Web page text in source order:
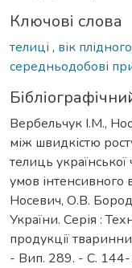
Ключові слова
телиці , вік
середньодобові
Вербельчук І.М.,
між швидкістю
телиць
умов
Носевич, О.В.
України. Серія :
продукції
- Вип. 289. - С.